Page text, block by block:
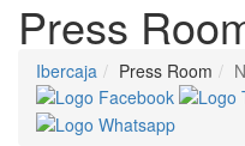
Press
Ibercaja Press Room